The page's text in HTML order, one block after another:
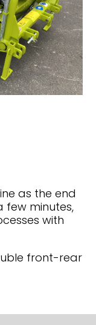
as the end
few minutes,
with
front-rear